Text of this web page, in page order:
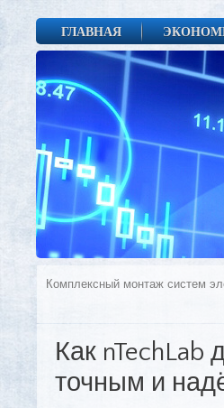
ГЛАВНАЯ
Комплексный монтаж систем
Как nTechLab
точным и